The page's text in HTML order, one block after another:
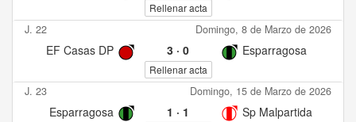
Rellenar acta
J. 22 Domingo, 8 de Marzo de 2026
EF Casas DP 3· 0 Esparragosa
Rellenar acta
J. 23 Domingo, 15 de Marzo de 2026
Esparragosa 1 · 1 Sp Malpartida